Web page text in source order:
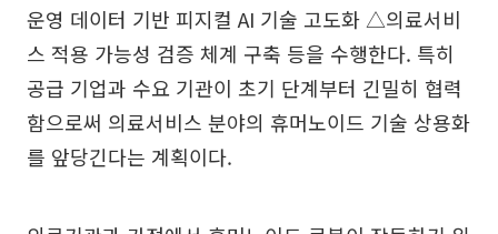
운영 데이터 기반 피지컬 AI 기술 고도화 △의료서비
스 적용 가능성 검증 체계 구축 등을 수행한다. 특히
공급 기업과 수요 기관이 초기 단계부터 긴밀히 협력
함으로써 의료서비스 분야의 휴머노이드 기술 상용화
를 앞당긴다는 계획이다.